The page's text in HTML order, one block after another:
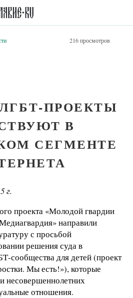
216 просмотров
ПРОЕКТЫ
В
СЕГМЕНТЕ
г.
проекта «Молодой гвардии
направили
с просьбой
решения суда в
сообщества для детей (проект
Мы есть!»), которые
несовершеннолетних
отношения.